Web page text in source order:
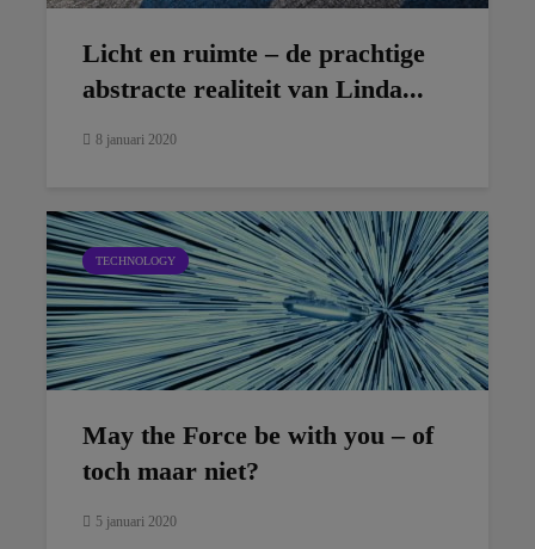
Licht en ruimte – de prachtige
abstracte realiteit van Linda...
8 januari 2020
TECHNOLOGY
May the Force be with you – of
toch maar niet?
5 januari 2020